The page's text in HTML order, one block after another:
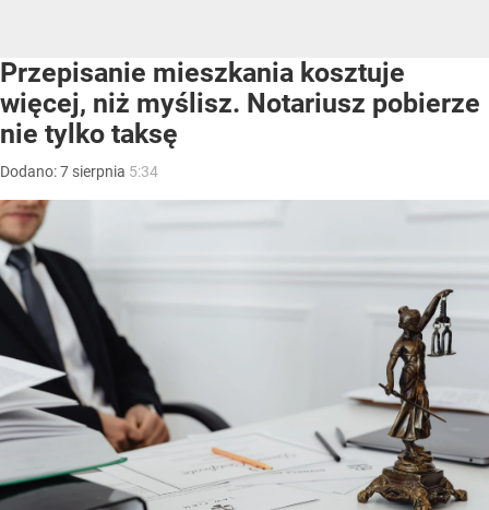
Przepisanie mieszkania kosztuje
więcej, niż myślisz. Notariusz pobierze
nie tylko taksę
Dodano:7 sierpnia 5:34